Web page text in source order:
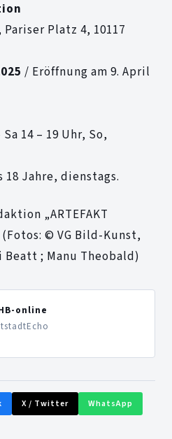
Platz 4, 10117
/ Eröffnung am 9. April
Sa 14 – 19 Uhr, So,
Jahre, dienstags.
„ARTEFAKT
© VG Bild-Kunst,
Beatt ; Manu Theobald)
online
X / Twitter WhatsApp